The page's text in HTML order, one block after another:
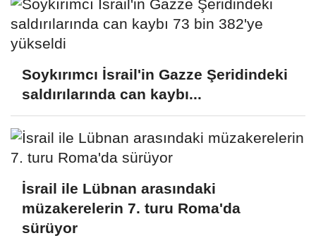
Soykırımcı İsrail'in Gazze Şeridindeki
saldırılarında can kaybı...
İsrail ile Lübnan arasındaki
müzakerelerin 7. turu Roma'da
sürüyor